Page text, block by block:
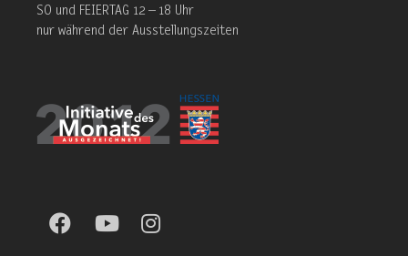
SO und FEIERTAG 12 – 18 Uhr
nur während der Ausstellungszeiten